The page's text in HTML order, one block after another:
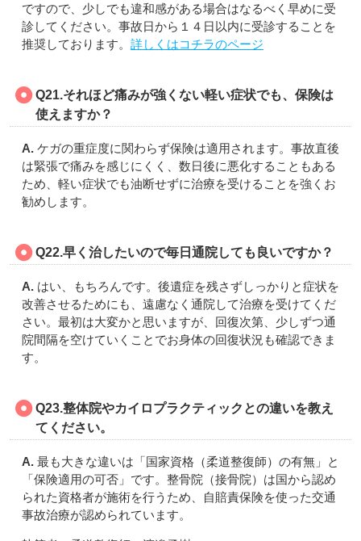
ですので、少しでも違和感がある場合はなるべく早めに受
診してください。事故日から１４日以内に受診することを
推奨しております。 詳しくはコチラのページ
Q21.それほど痛みが強くない軽い症状でも、保険は
使えますか？
A. ケガの重症度に関わらず保険は適用されます。事故直後
は緊張で痛みを感じにくく、数日後に悪化することもある
ため、軽い症状でも油断せずに治療を受けることを強くお
勧めします。
Q22.早く治したいので毎日通院しても良いですか？
A. はい、もちろんです。後遺症を残さずしっかりと症状を
改善させるためにも、遠慮なく通院して治療を受けてくだ
さい。最初は大変かと思いますが、回復次第、少しずつ通
院間隔を空けていくことでお身体の回復状況も確認できま
す。
Q23.整体院やカイロプラクティックとの違いを教え
てください。
A. 最も大きな違いは「国家資格（柔道整復師）の有無」と
「保険適用の可否」です。整骨院（接骨院）は国から認め
られた資格者が施術を行うため、自賠責保険を使った交通
事故治療が認められています。